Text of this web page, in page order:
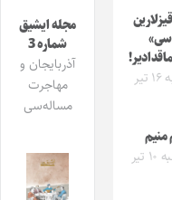
سه‌شنبه ۱۶ تیر
منیم
چهارشنبه ۱۰ تیر
مجله ایشیق
شماره 3
آذربایجان و
مهاجرت
مساله‌سی